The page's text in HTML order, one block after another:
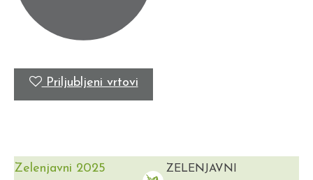
Priljubljeni vrtovi
Zelenjavni 2025 ZELENJAVNI